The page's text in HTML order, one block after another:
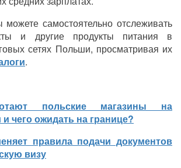
самостоятельно отслеживать
и другие продукты питания в
сетях Польши, просматривая их
.
польские магазины на
и чего ожидать на границе?
правила подачи документов
визу